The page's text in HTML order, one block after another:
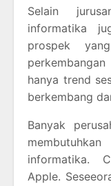
Selain
informatika
prospek
hanya trend
berkembang
Banyak
informatika.
Apple.